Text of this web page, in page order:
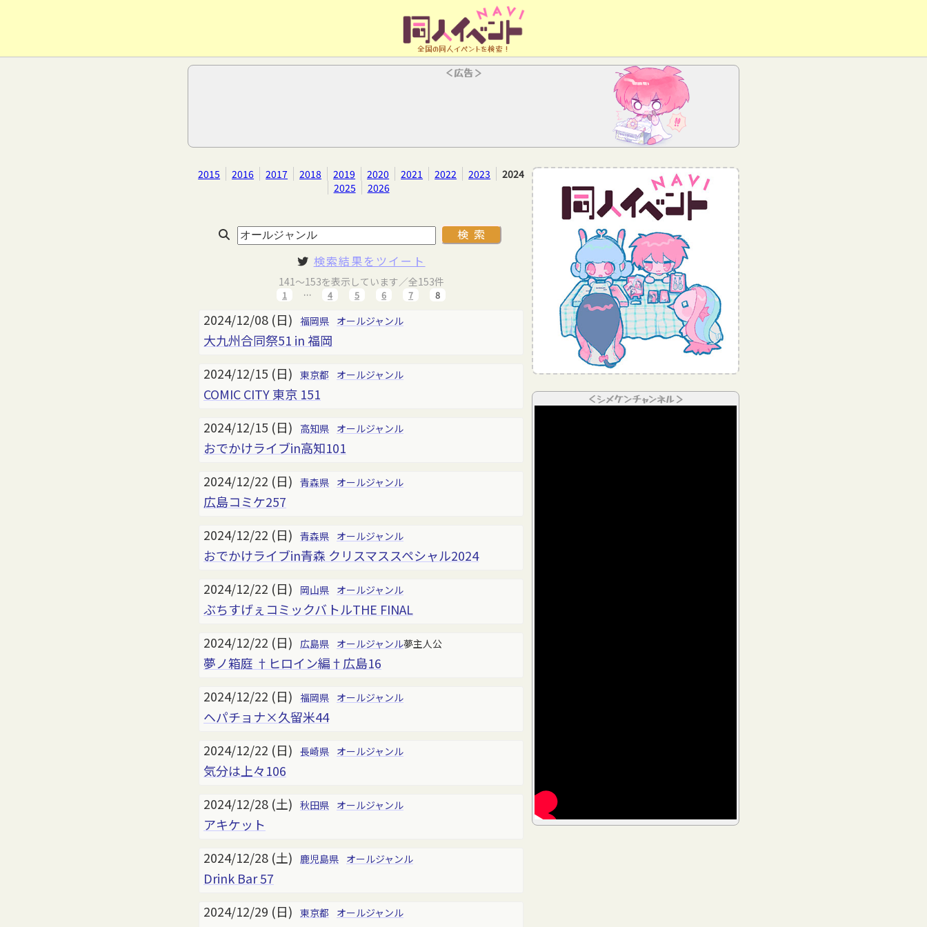
全国の同人イベントを検索！
＜広告＞
2015 2016 2017 2018 2019 2020 2021 2022 2023
2024
2025
2026
検索結果をツイート
141～153を表示しています／全153件
1 … 4 5 6 7 8
2024/12/08 (日) 福岡県 オールジャンル
大九州合同祭51 in 福岡
2024/12/15 (日) 東京都 オールジャンル
COMIC CITY 東京 151
2024/12/15 (日)
高知県 オールジャンル
おでかけライブin高知101
2024/12/22 (日) 青森県 オールジャンル
広島コミケ257
2024/12/22 (日) 青森県 オールジャンル
おでかけライブin青森 クリスマススペシャル2024
2024/12/22 (日)
岡山県 オールジャンル
ぶちすげぇコミックバトルTHE FINAL
2024/12/22 (日) 広島県 オールジャンル夢主人公
夢ノ箱庭 †ヒロイン編†広島16
2024/12/22 (日) 福岡県 オールジャンル
ヘパチョナ×久留米44
2024/12/22 (日) 長崎県 オールジャンル
気分は上々106
2024/12/28 (土) 秋田県 オールジャンル
アキケット
2024/12/28 (土) 鹿児島県 オールジャンル
Drink Bar 57
2024/12/29 (日) 東京都 オールジャンル
＜シメケンチャンネル＞